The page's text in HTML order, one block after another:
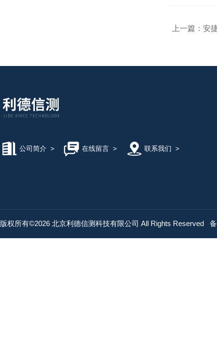
上一篇： 安
公司简介 > 在线留言> 联系我们 >
版权所有©2026 北京利德信测科技有限公司 All Rights Reserved